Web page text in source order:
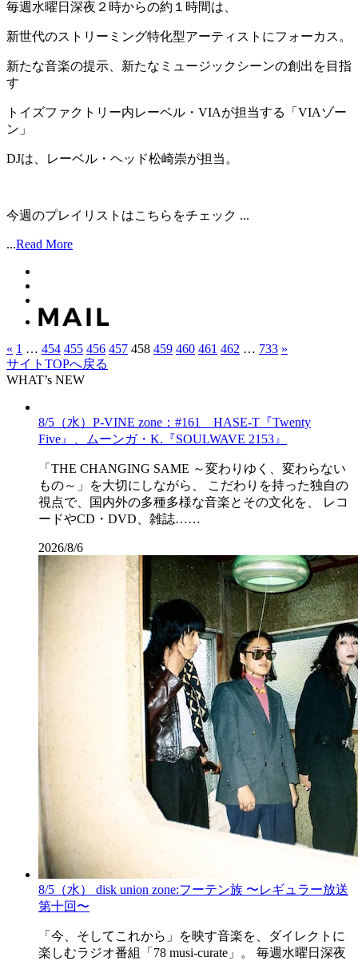
毎週水曜日深夜２時からの約１時間は、
新世代のストリーミング特化型アーティストにフォーカス。
新たな音楽の提示、新たなミュージックシーンの創出を目指
す
トイズファクトリー内レーベル・VIAが担当する「VIAゾー
ン」
DJは、レーベル・ヘッド松崎崇が担当。
今週のプレイリストはこちらをチェック ...
...Read More
« 1 … 454 455 456 457 458 459 460 461 462 … 733 »
サイトTOPへ戻る
WHAT’s NEW
8/5（水）P-VINE zone：#161 HASE-T『Twenty
Five』、ムーンガ・K.『SOULWAVE 2153』
「THE CHANGING SAME ～変わりゆく、変わらない
もの～」を大切にしながら、 こだわりを持った独自の
視点で、国内外の多種多様な音楽とその文化を、 レコ
ードやCD・DVD、雑誌……
2026/8/6
8/5（水） disk union zone:フーテン族 〜レギュラー放送
第十回〜
「今、そしてこれから」を映す音楽を、ダイレクトに
楽しむラジオ番組「78 musi-curate」。 毎週水曜日深夜